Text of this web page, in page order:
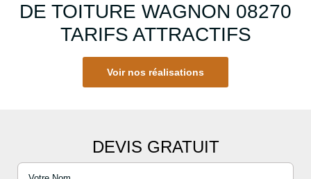
DE TOITURE WAGNON 08270
TARIFS ATTRACTIFS
Voir nos réalisations
DEVIS GRATUIT